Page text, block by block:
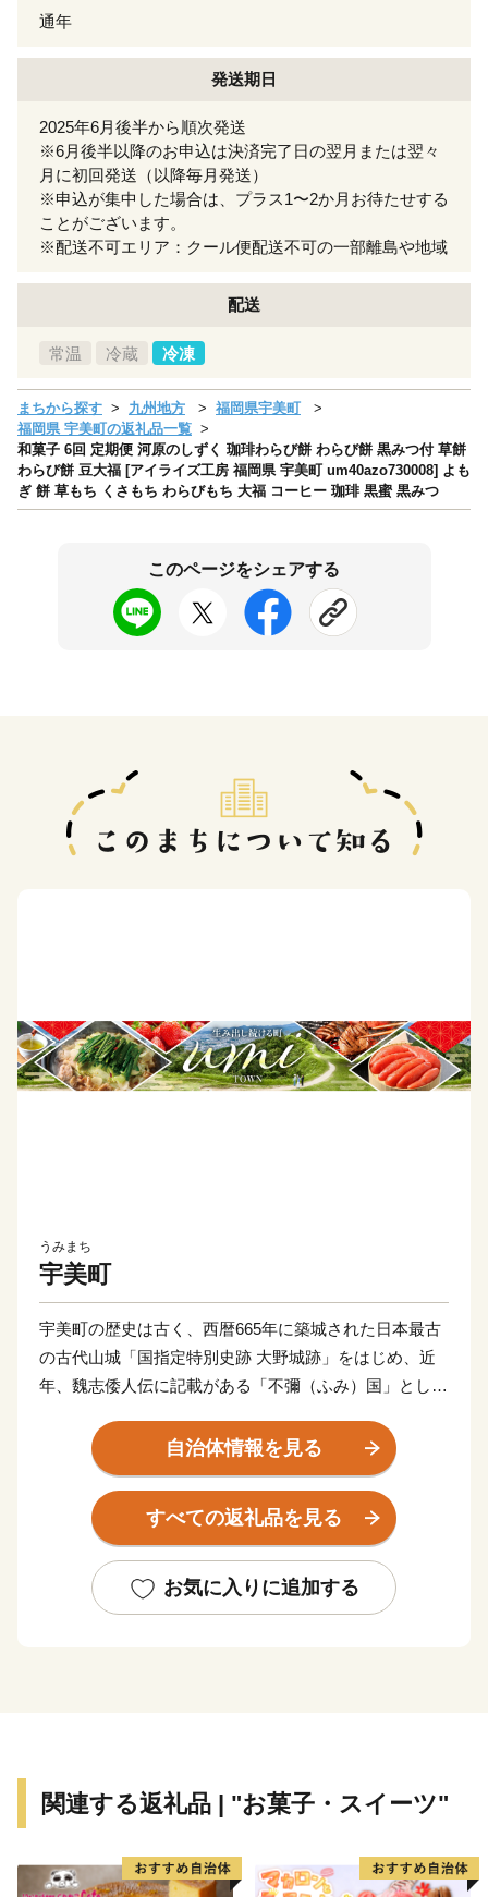
通年
発送期日
2025年6月後半から順次発送
※6月後半以降のお申込は決済完了日の翌月または翌々
月に初回発送（以降毎月発送）
※申込が集中した場合は、プラス1〜2か月お待たせする
ことがございます。
※配送不可エリア：クール便配送不可の一部離島や地域
配送
常温 冷蔵 冷凍
まちから探す 九州地方
福岡県宇美町
福岡県 宇美町の返礼品一覧
和菓子 6回 定期便 河原のしずく 珈琲わらび餅 わらび餅 黒みつ付 草餅
わらび餅 豆大福 [アイライズ工房 福岡県 宇美町 um40azo730008] よも
ぎ 餅 草もち くさもち わらびもち 大福 コーヒー 珈琲 黒蜜 黒みつ
このページをシェアする
うみまち
宇美町
宇美町の歴史は古く、西暦665年に築城された日本最古
の古代山城「国指定特別史跡 大野城跡」をはじめ、近
年、魏志倭人伝に記載がある「不彌（ふみ）国」として
墳」などの史跡が多くあります。
また、古事記や日本書記に、神功（じんぐう）皇后が応
神天皇を出産された地を「宇美（産み）」と呼ぶように
なったという記述があるように、安産の神様として全国
そして、宇美町は2020年10月20日に町制施行100周年を
迎えました。これまでの100年を見つめながら、次の
※寄附につきましては、年度内の回数制限は現在設けて
※返礼品のお届けには1～2ヶ月程度かかることがありま
自治体情報を見る
すべての返礼品を見る
お気に入りに追加する
関連する返礼品 | "お菓子・スイーツ"